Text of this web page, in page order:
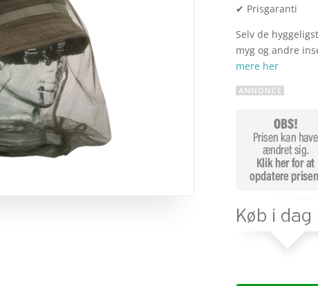
✔ Prisgaranti
Selv de
myg og andre
mere her